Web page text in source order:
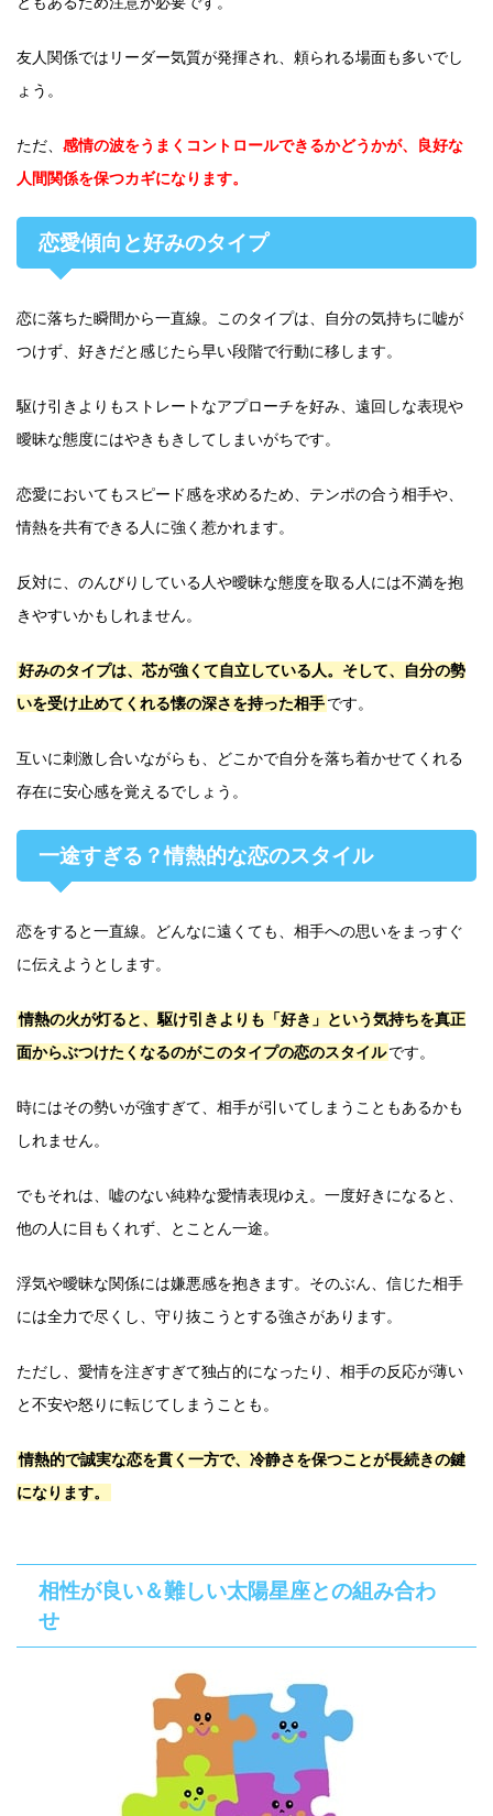
友人関係ではリーダー気質が発揮され、頼られる場面も多いでし
ょう。
ただ、 感情の波をうまくコントロールできるかどうかが、良好な
人間関係を保つカギになります。
恋愛傾向と好みのタイプ
恋に落ちた瞬間から一直線。このタイプは、自分の気持ちに嘘が
つけず、好きだと感じたら早い段階で行動に移します。
駆け引きよりもストレートなアプローチを好み、遠回しな表現や
曖昧な態度にはやきもきしてしまいがちです。
恋愛においてもスピード感を求めるため、テンポの合う相手や、
情熱を共有できる人に強く惹かれます。
反対に、のんびりしている人や曖昧な態度を取る人には不満を抱
きやすいかもしれません。
好みのタイプは、芯が強くて自立している人。そして、自分の勢
いを受け止めてくれる懐の深さを持った相手です。
互いに刺激し合いながらも、どこかで自分を落ち着かせてくれる
存在に安心感を覚えるでしょう。
一途すぎる？情熱的な恋のスタイル
恋をすると一直線。どんなに遠くても、相手への思いをまっすぐ
に伝えようとします。
情熱の火が灯ると、駆け引きよりも「好き」という気持ちを真正
面からぶつけたくなるのがこのタイプの恋のスタイルです。
時にはその勢いが強すぎて、相手が引いてしまうこともあるかも
しれません。
でもそれは、嘘のない純粋な愛情表現ゆえ。一度好きになると、
他の人に目もくれず、とことん一途。
浮気や曖昧な関係には嫌悪感を抱きます。そのぶん、信じた相手
には全力で尽くし、守り抜こうとする強さがあります。
ただし、愛情を注ぎすぎて独占的になったり、相手の反応が薄い
と不安や怒りに転じてしまうことも。
情熱的で誠実な恋を貫く一方で、冷静さを保つことが長続きの鍵
になります。
相性が良い＆難しい太陽星座との組み合わ
せ